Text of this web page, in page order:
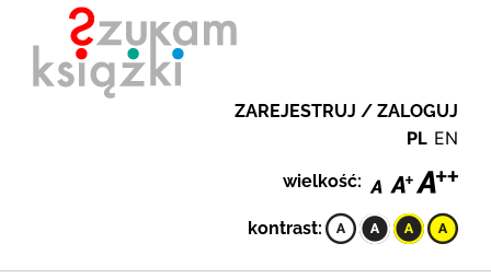
ZAREJESTRUJ / ZALOGUJ
PL EN
wielkość:
kontrast: